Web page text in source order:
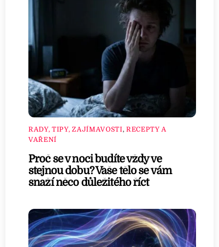
RADY, TIPY, ZAJÍMAVOSTI, RECEPTY A
VAŘENÍ
Proč se v noci budíte vždy ve
stejnou dobu? Vaše tělo se vám
snaží něco důležitého říct